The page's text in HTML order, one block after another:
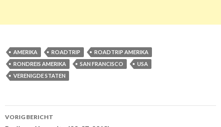
AMERIKA ROADTRIP
ROADTRIP AMERIKA
RONDREIS AMERIKA
SAN FRANCISCO
USA
VERENIGDE STATEN
VORIG BERICHT